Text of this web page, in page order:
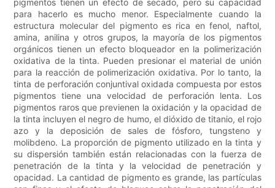
pigmentos tienen un efecto de secado, pero su capacidad
para hacerlo es mucho menor. Especialmente cuando la
estructura molecular del pigmento es rica en fenol, naftol,
amina, anilina y otros grupos, la mayoría de los pigmentos
orgánicos tienen un efecto bloqueador en la polimerización
oxidativa de la tinta. Pueden presionar el material de unión
para la reacción de polimerización oxidativa. Por lo tanto, la
tinta de perforación conjuntival oxidada compuesta por estos
pigmentos tiene una velocidad de perforación lenta. Los
pigmentos raros que previenen la oxidación y la opacidad de
la tinta incluyen el negro de humo, el dióxido de titanio, el rojo
azo y la deposición de sales de fósforo, tungsteno y
molibdeno. La proporción de pigmento utilizado en la tinta y
su dispersión también están relacionadas con la fuerza de
penetración de la tinta y la velocidad de penetración y
opacidad. La cantidad de pigmento es grande, las partículas